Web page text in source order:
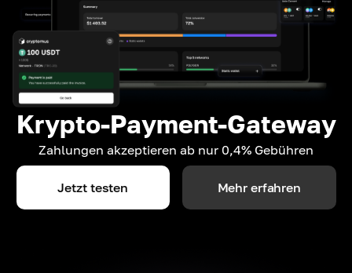
Krypto-Payment-Gateway
Zahlungen akzeptieren ab nur 0,4% Gebühren
Jetzt testen Mehr erfahren